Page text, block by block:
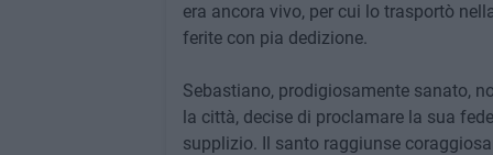
era ancora vivo, per cui lo trasportò
ferite con pia dedizione.
Sebastiano, prodigiosamente sanato,
la città, decise di proclamare la sua
supplizio. Il santo raggiunse